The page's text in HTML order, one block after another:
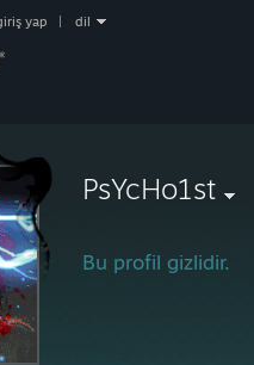
yap dil
PsYcHo1st
Bu profil gizlidir.